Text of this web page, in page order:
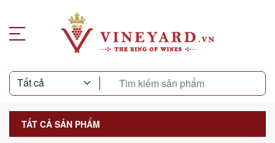
TẤT CẢ SẢN PHẨM